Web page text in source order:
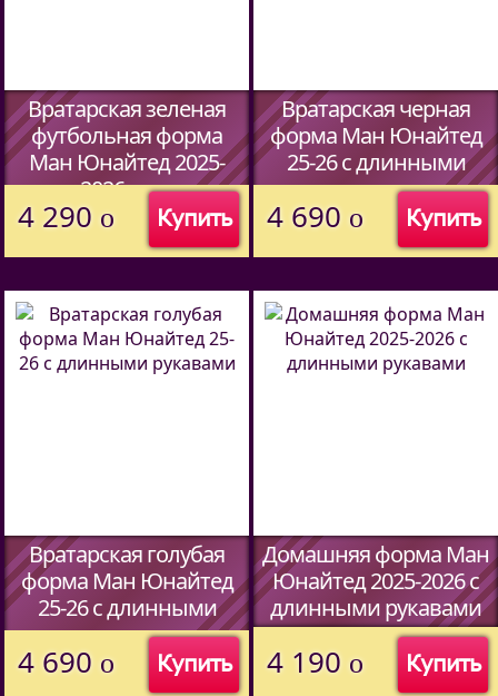
Вратарская зеленая
футбольная форма
Ман Юнайтед 2025-
2026 года
(Код:44597338 Купить
4 290 o
Вратарская черная
форма Ман Юнайтед
25-26 c длинными
рукавами
(Код:46807339 Купить
4 690 o
Вратарская голубая
форма Ман Юнайтед
25-26 c длинными
рукавами
(Код:46807339 Купить
4 690 o
Домашняя форма Ман
Юнайтед 2025-2026 c
длинными рукавами
Купить
4 190 o